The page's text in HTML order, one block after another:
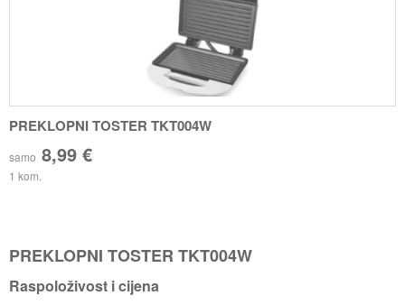
PREKLOPNI TOSTER TKT004W
samo 8,99 €
1 kom.
PREKLOPNI TOSTER TKT004W
Raspoloživost i cijena